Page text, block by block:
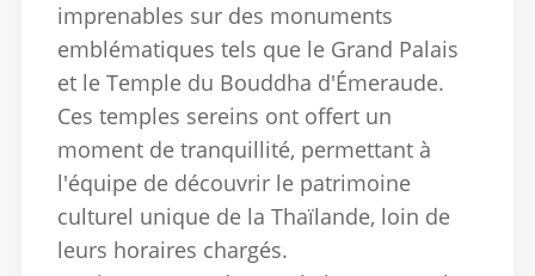
imprenables sur des monuments
emblématiques tels que le Grand Palais
et le Temple du Bouddha d'Émeraude.
Ces temples sereins ont offert un
moment de tranquillité, permettant à
l'équipe de découvrir le patrimoine
culturel unique de la Thaïlande, loin de
leurs horaires chargés.